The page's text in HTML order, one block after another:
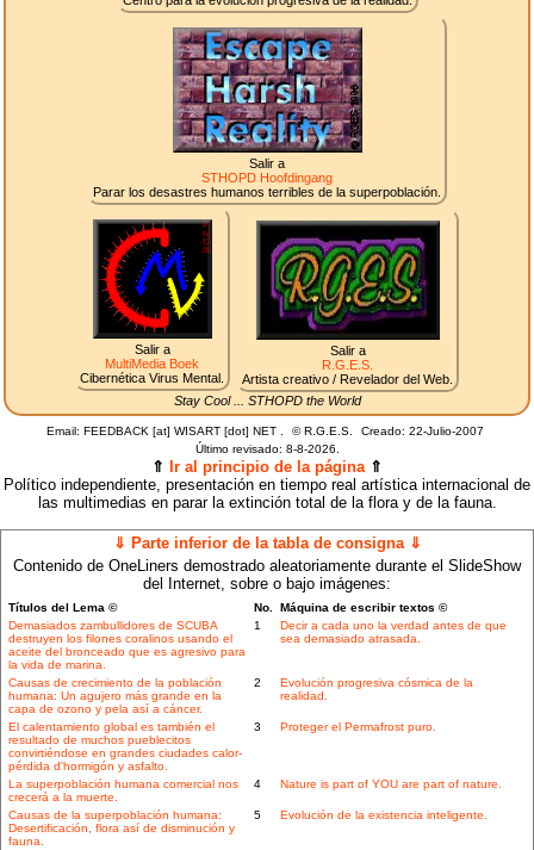
Salir a
STHOPD Hoofdingang
Parar los desastres humanos terribles de la superpoblación.
Salir a
MultiMedia Boek
Cibernética Virus Mental.
Salir a
R.G.E.S.
Artista creativo / Revelador del Web.
Stay Cool ... STHOPD the World
Email: FEEDBACK [at] WISART [dot] NET . ©R.G.E.S.
Creado: 22-Julio-2007
Último revisado: 8-8-2026.
⇑ Ir al principio de la página⇑
Político independiente, presentación en tiempo real artística internacional de
las multimedias en parar la extinción total de la flora y de la fauna.
⇓ Parte inferior de la tabla de consigna ⇓
Contenido de OneLiners demostrado aleatoriamente durante el SlideShow
del Internet, sobre o bajo imágenes:
Títulos del Lema © No. Máquina de escribir textos ©
Demasiados zambullidores de SCUBA
destruyen los filones coralinos usando el
aceite del bronceado que es agresivo para
la vida de marina.
1
Decir a cada uno la verdad antes de que
sea demasiado atrasada.
Causas de crecimiento de la población
humana: Un agujero más grande en la
capa de ozono y pela así a cáncer.
2
Evolución progresiva cósmica de la
realidad.
El calentamiento global es también el
resultado de muchos pueblecitos
convirtiéndose en grandes ciudades calor-
pérdida d'hormigón y asfalto.
3 Proteger el Permafrost puro.
La superpoblación humana comercial nos
crecerá a la muerte.
4 Nature is part of YOU are part of nature.
Causas de la superpoblación humana:
Desertificación, flora así de disminución y
fauna.
5 Evolución de la existencia inteligente.